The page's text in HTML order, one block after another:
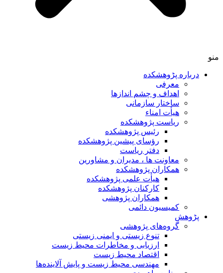
منو
درباره پڑوهشکده
معرفی
اهداف و چشم اندازها
ساختار سازمانی
هیأت امناء
ریاست پژوهشکده
رئیس پژوهشکده
رؤسای پیشین پژوهشکده
دفتر ریاست
معاونت ها ، مدیران و مشاورین
همکاران پژوهشکده
هیأت علمی پژوهشکده
کارکنان پژوهشکده
همکاران پژوهشی
کمیسیون دائمی
پڑوهش
گروه‌های پژوهشی
تنوع زیستی و ایمنی زیستی
ارزیابی و مخاطرات محیط زیست
اقتصاد محیط زیست
مهندسی محیط زیست و پایش آلاینده‌ها